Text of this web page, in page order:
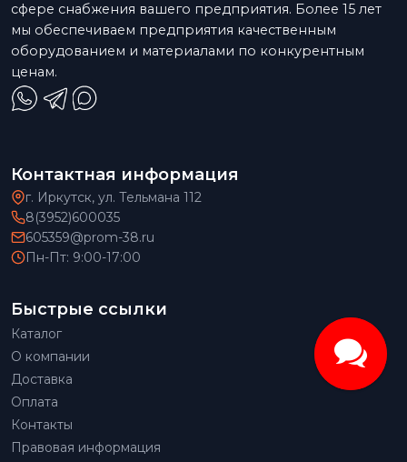
сфере снабжения вашего предприятия. Более 15 лет
мы обеспечиваем предприятия качественным
оборудованием и материалами по конкурентным
ценам.
Контактная информация
г. Иркутск, ул. Тельмана 112
8(3952)600035
605359@prom-38.ru
Пн-Пт: 9:00-17:00
Быстрые ссылки
Каталог
О компании
Доставка
Оплата
Контакты
Правовая информация